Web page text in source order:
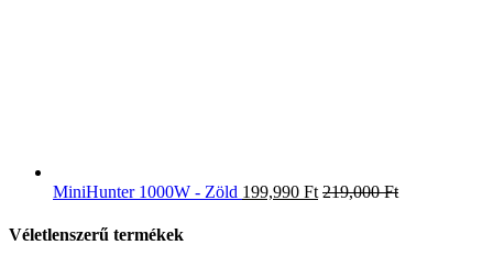
MiniHunter 1000W - Zöld 199,990 Ft 219,000Ft
Véletlenszerű termékek